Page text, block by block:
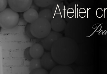
Atelier